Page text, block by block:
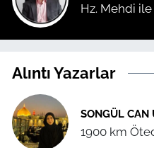
Hz. Mehdi
Alıntı Yazarlar
SONGÜL CAN
1900 km